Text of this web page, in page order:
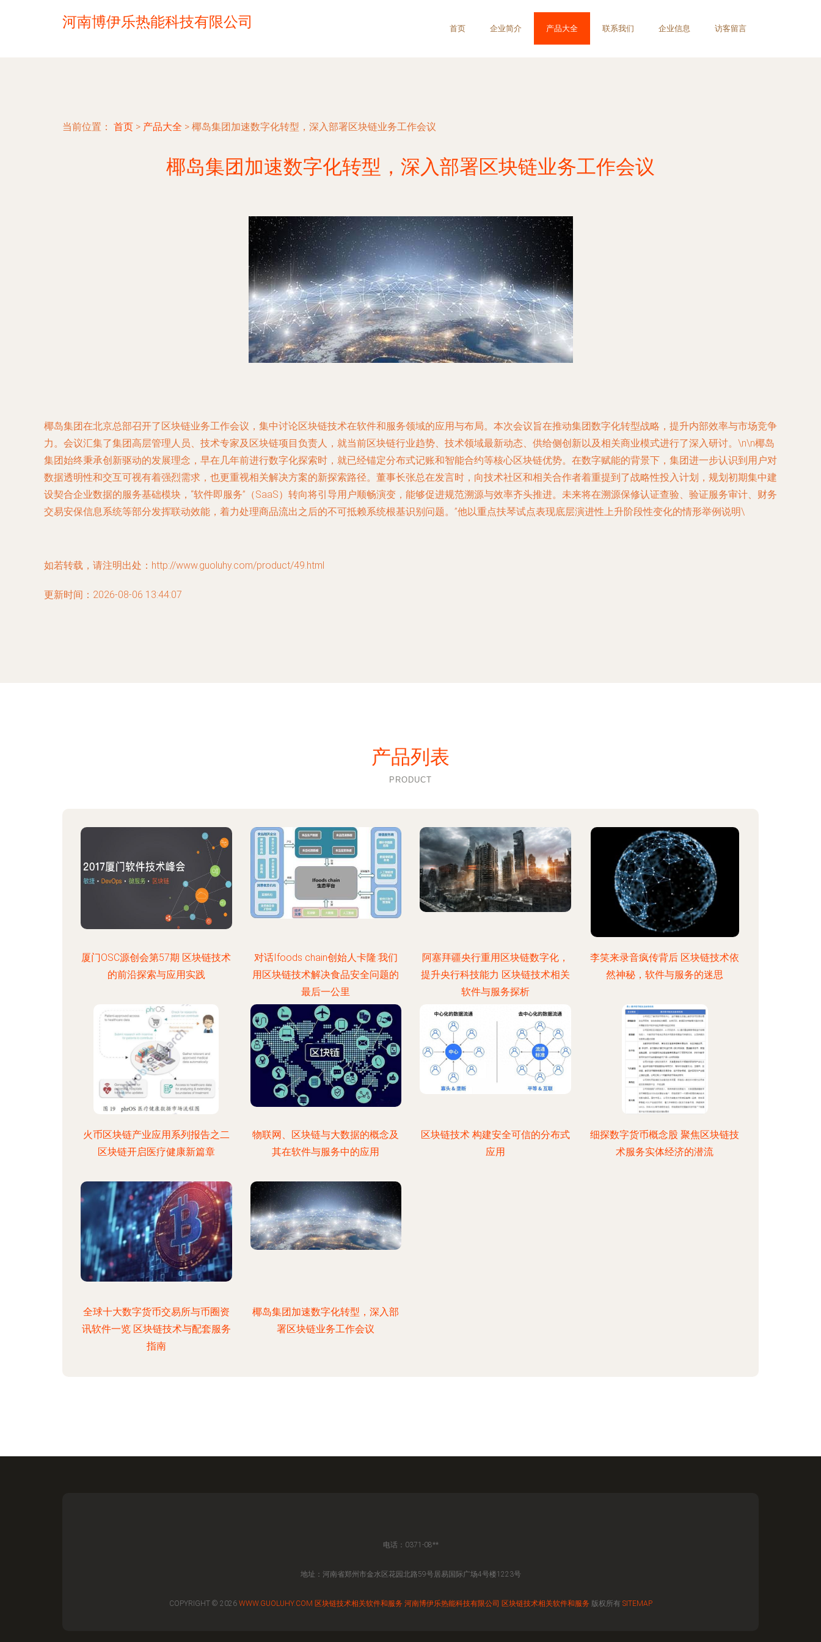
河南博伊乐热能科技有限公司 首页 企业简介 产品大全 联系我们 企业信息 访客留言
当前位置： 首页 > 产品大全 > 椰岛集团加速数字化转型，深入部署区块链业务工作会议
椰岛集团加速数字化转型，深入部署区块链业务工作会议
椰岛集团在北京总部召开了区块链业务工作会议，集中讨论区块链技术在软件和服务领域的应用与布局。本次会议旨在推动集团数字化转型战略，提升内部效率与市场竞争
力。会议汇集了集团高层管理人员、技术专家及区块链项目负责人，就当前区块链行业趋势、技术领域最新动态、供给侧创新以及相关商业模式进行了深入研讨。\n\n椰岛
集团始终秉承创新驱动的发展理念，早在几年前进行数字化探索时，就已经锚定分布式记账和智能合约等核心区块链优势。在数字赋能的背景下，集团进一步认识到用户对
数据透明性和交互可视有着强烈需求，也更重视相关解决方案的新探索路径。董事长张总在发言时，向技术社区和相关合作者着重提到了战略性投入计划，规划初期集中建
设契合企业数据的服务基础模块，“软件即服务”（SaaS）转向将引导用户顺畅演变，能够促进规范溯源与效率齐头推进。未来将在溯源保修认证查验、验证服务审计、财务
交易安保信息系统等部分发挥联动效能，着力处理商品流出之后的不可抵赖系统根基识别问题。”他以重点扶琴试点表现底层演进性上升阶段性变化的情形举例说明\
如若转载，请注明出处：http://www.guoluhy.com/product/49.html
更新时间：2026-08-06 13:44:07
产品列表
PRODUCT
厦门OSC源创会第57期 区块链技术
的前沿探索与应用实践
对话Ifoods chain创始人卡隆:我们
用区块链技术解决食品安全问题的
最后一公里
阿塞拜疆央行重用区块链数字化，
提升央行科技能力 区块链技术相关
软件与服务探析
李笑来录音疯传背后 区块链技术依
然神秘，软件与服务的迷思
火币区块链产业应用系列报告之二
区块链开启医疗健康新篇章
物联网、区块链与大数据的概念及
其在软件与服务中的应用
区块链技术 构建安全可信的分布式
应用
细探数字货币概念股 聚焦区块链技
术服务实体经济的潜流
全球十大数字货币交易所与币圈资
讯软件一览 区块链技术与配套服务
指南
椰岛集团加速数字化转型，深入部
署区块链业务工作会议
电话：0371-08**
地址：河南省郑州市金水区花园北路59号居易国际广场4号楼1223号
COPYRIGHT © 2026 WWW.GUOLUHY.COM 区块链技术相关软件和服务 河南博伊乐热能科技有限公司 区块链技术相关软件和服务 版权所有 SITEMAP